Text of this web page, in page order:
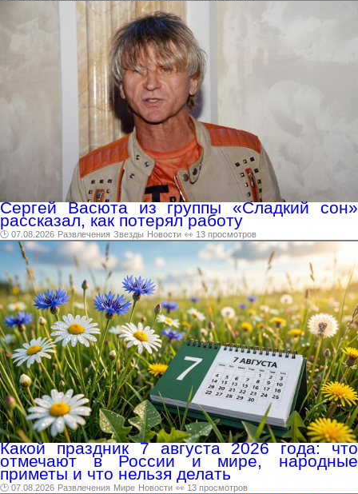
Сергей Васюта из группы «Сладкий сон»
рассказал, как потерял работу
🕑 07.08.2026 Развлечения Звезды Новости 👀 13 просмотров
Какой праздник 7 августа 2026 года: что
отмечают в России и мире, народные
приметы и что нельзя делать
🕑 07.08.2026 Развлечения Мире Новости 👀 13 просмотров